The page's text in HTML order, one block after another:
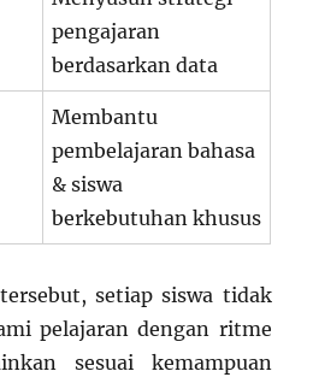
pengajaran
berdasarkan data
Membantu
pembelajaran bahasa
& siswa
berkebutuhan khusus
setiap siswa tidak
pelajaran dengan ritme
sesuai kemampuan